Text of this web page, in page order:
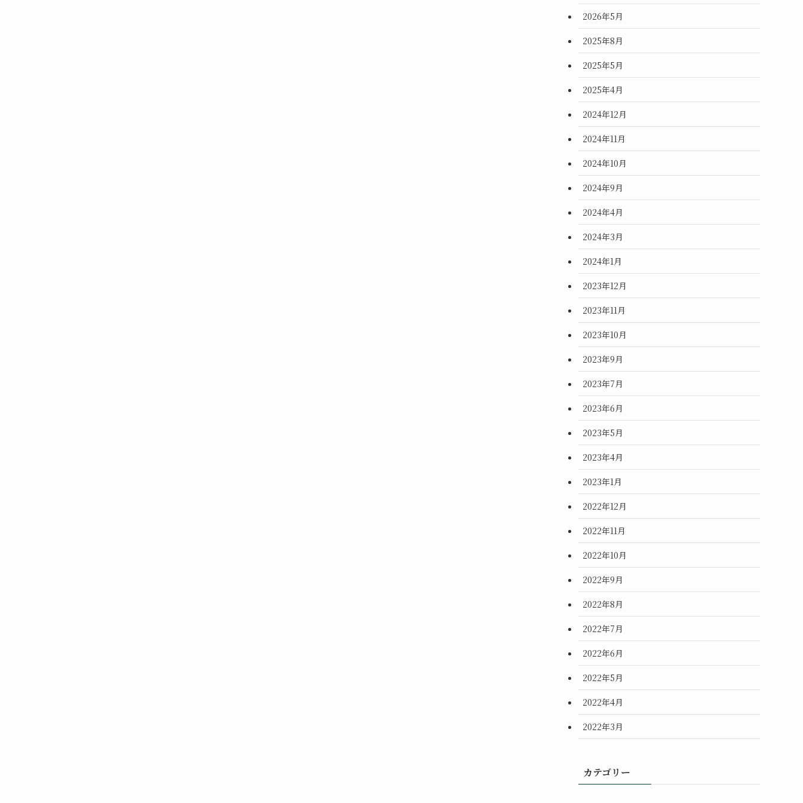
2026年5月
2025年8月
2025年5月
2025年4月
2024年12月
2024年11月
2024年10月
2024年9月
2024年4月
2024年3月
2024年1月
2023年12月
2023年11月
2023年10月
2023年9月
2023年7月
2023年6月
2023年5月
2023年4月
2023年1月
2022年12月
2022年11月
2022年10月
2022年9月
2022年8月
2022年7月
2022年6月
2022年5月
2022年4月
2022年3月
カテゴリー